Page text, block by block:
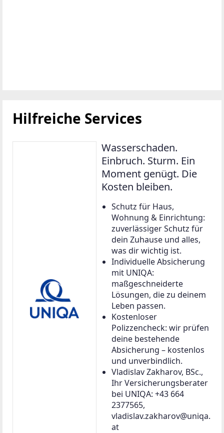
Hilfreiche Services
Wasserschaden.
Einbruch. Sturm. Ein
Moment genügt. Die
Kosten bleiben.
Schutz für Haus,
Wohnung & Einrichtung:
zuverlässiger Schutz für
dein Zuhause und alles,
was dir wichtig ist.
Individuelle Absicherung
mit UNIQA:
maßgeschneiderte
Lösungen, die zu deinem
Leben passen.
Kostenloser
Polizzencheck: wir prüfen
deine bestehende
Absicherung – kostenlos
und unverbindlich.
Vladislav Zakharov, BSc.,
Ihr Versicherungsberater
bei UNIQA: +43 664
2377565,
vladislav.zakharov@uniqa.
at